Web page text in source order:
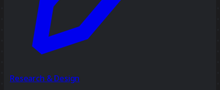
Research & Design